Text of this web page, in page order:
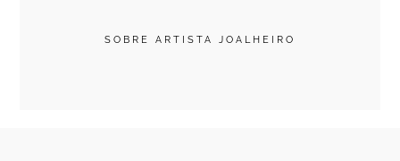
SOBRE ARTISTA JOALHEIRO